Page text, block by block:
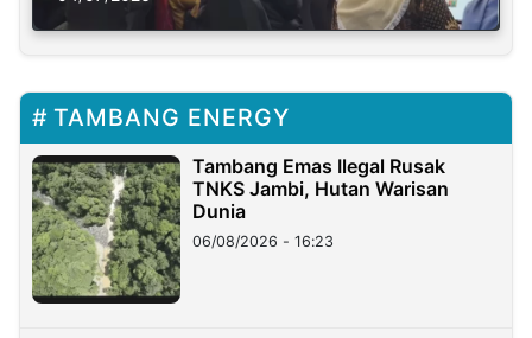
TAMBANG ENERGY
Tambang Emas Ilegal Rusak
TNKS Jambi, Hutan Warisan
Dunia
06/08/2026 - 16:23